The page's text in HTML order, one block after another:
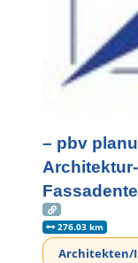
– pbv
276.03 km
Architekten/